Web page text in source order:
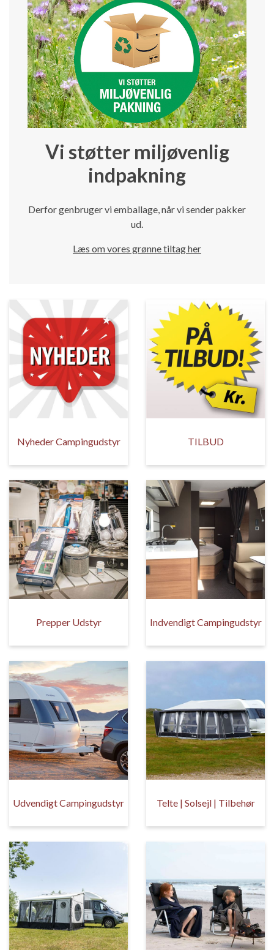
Vi støtter miljøvenlig
indpakning
Derfor genbruger vi emballage, når vi sender pakker
ud.
Læs om vores grønne tiltag her
Nyheder Campingudstyr TILBUD
Prepper Udstyr Indvendigt Campingudstyr
Udvendigt Campingudstyr Telte | Solsejl | Tilbehør